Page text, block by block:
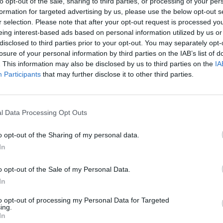
for targeted advertising by us, please use the below opt-out
selection. Please note that after your opt-out request is processed
interest-based ads based on personal information utilized by us
to third parties prior to your opt-out. You may separately
of your personal information by third parties on the IAB’s list of
This information may also be disclosed by us to third parties on the
Participants that may further disclose it to other third parties.
Data Processing Opt Outs
opt-out of the Sharing of my personal data.
opt-out of the Sale of my Personal Data.
opt-out of processing my Personal Data for Targeted
25 février 2013 - 18 h 02 min
mettre ailleurs franchement ???
RÉPONDRE
pour les amis de Cameron. Dans un
grande vitesse, et dont on connait la
donc sans aucun contrôle, déjà que
les + chers au monde, voler vers
de faire un LAX/Londres via CDG